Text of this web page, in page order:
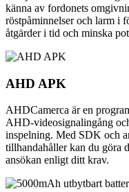
känna av fordonets
röstpåminnelser och larm i
åtgärder i tid och minska
AHD APK
AHDCamerca är en
AHD-videosignalingång
inspelning. Med SDK och
tillhandahåller kan du göra
ansökan enligt ditt krav.